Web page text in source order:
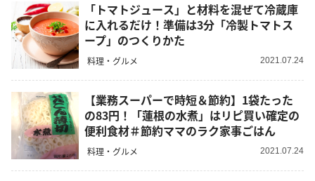
「トマトジュース」と材料を混ぜて冷蔵庫
に入れるだけ！準備は3分「冷製トマトス
ープ」のつくりかた
料理・グルメ 2021.07.24
【業務スーパーで時短＆節約】1袋たった
の83円！「蓮根の水煮」はリピ買い確定の
便利食材＃節約ママのラク家事ごはん
料理・グルメ 2021.07.24